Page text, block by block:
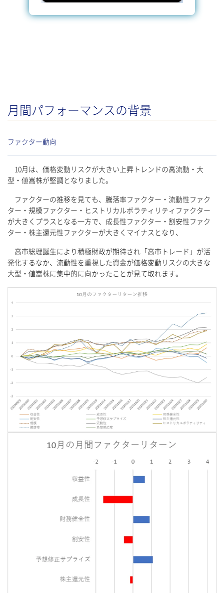
月間パフォーマンスの背景
ファクター動向
10月は、価格変動リスクが大きい上昇トレンドの高流動・大
型・値嵩株が堅調となりました。
ファクターの推移を見ても、騰落率ファクター・流動性ファク
ター・規模ファクター・ヒストリカルボラティリティファクター
が大きくプラスとなる一方で、成長性ファクター・割安性ファク
ター・株主還元性ファクターが大きくマイナスとなり、
高市総理誕生により積極財政が期待され「高市トレード」が活
発化するなか、流動性を重視した資金が価格変動リスクの大きな
大型・値嵩株に集中的に向かったことが見て取れます。